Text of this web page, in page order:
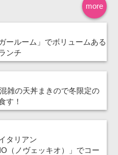
more
ールーム」でボリュームある
ンチ
混雑の天丼まきので冬限定の
す！
タリアン
（ノヴェッキオ）」でコー